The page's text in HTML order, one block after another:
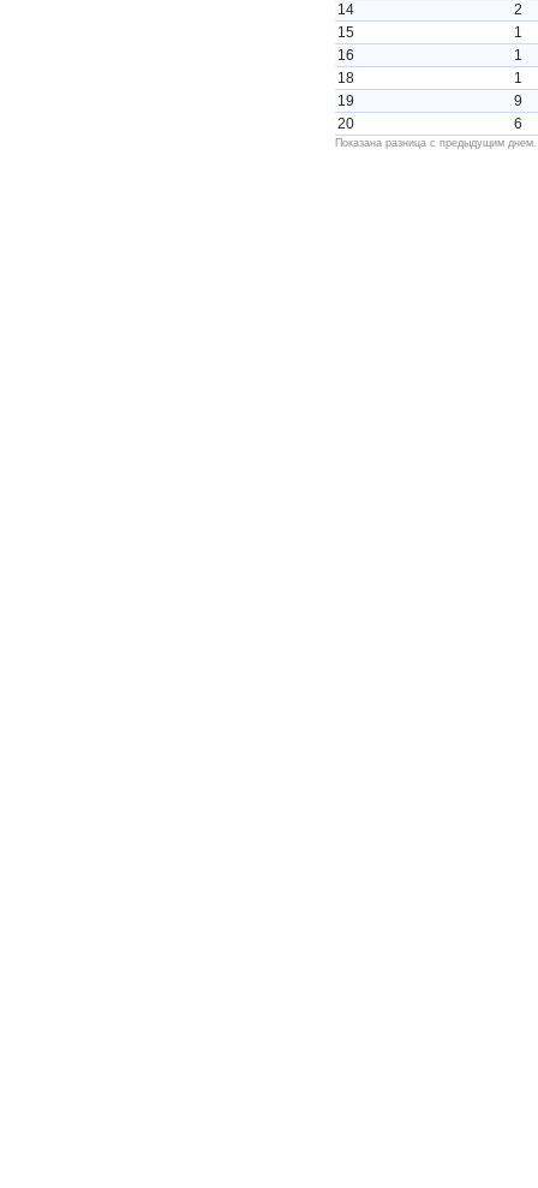
14
2
15
1
16
1
18
1
19
9
20
6
Показана разница с предыдущим днем.